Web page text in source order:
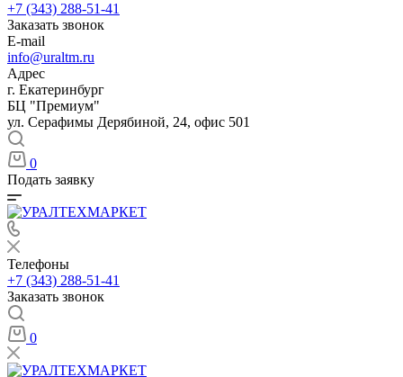
+7 (343) 288-51-41
Заказать звонок
E-mail
info@uraltm.ru
Адрес
г. Екатеринбург
БЦ "Премиум"
ул. Серафимы Дерябиной, 24, офис 501
0
Подать заявку
Телефоны
+7 (343) 288-51-41
Заказать звонок
0